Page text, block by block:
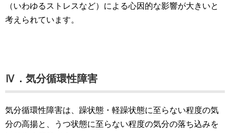
（いわゆるストレスなど）による心因的な影響が大きいと
考えられています。
Ⅳ．気分循環性障害
気分循環性障害は、躁状態・軽躁状態に至らない程度の気
分の高揚と、うつ状態に至らない程度の気分の落ち込みを